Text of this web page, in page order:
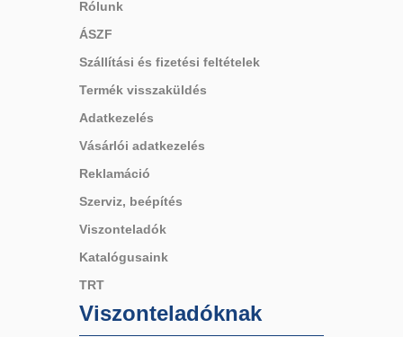
Rólunk
ÁSZF
Szállítási és fizetési feltételek
Termék visszaküldés
Adatkezelés
Vásárlói adatkezelés
Reklamáció
Szerviz, beépítés
Viszonteladók
Katalógusaink
TRT
Viszonteladóknak